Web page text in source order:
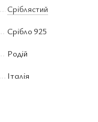
Сріблястий
Срібло 925
Родій
Італія